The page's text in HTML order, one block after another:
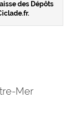
des Dépôts
Mer